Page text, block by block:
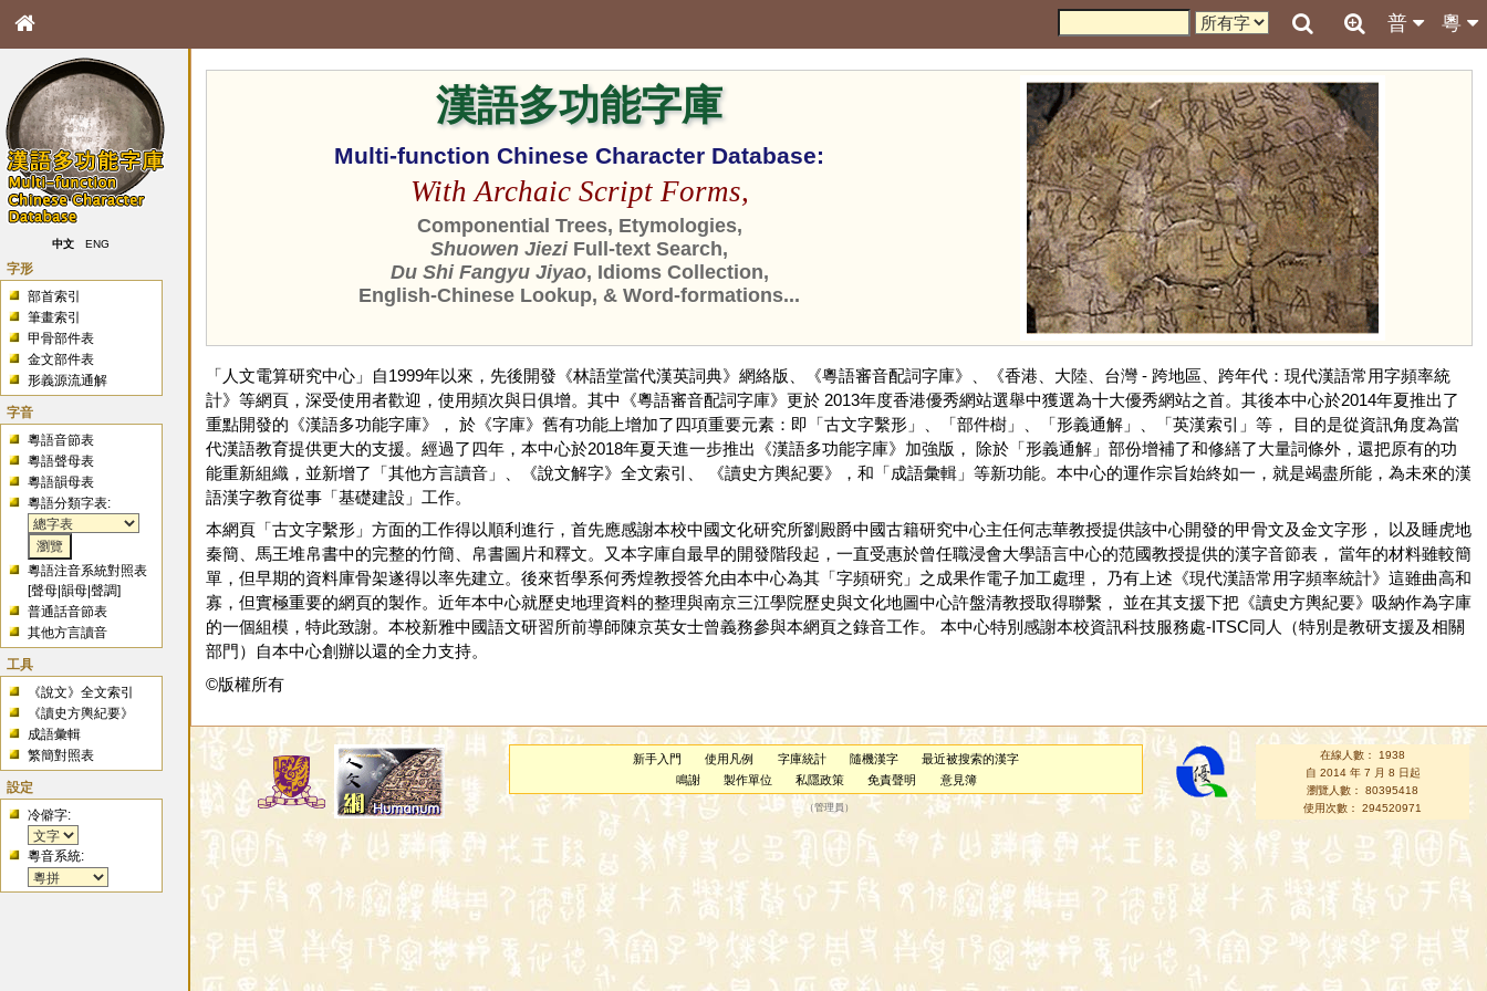
粵
普
中文 ENG
字形
部首索引
筆畫索引
甲骨部件表
金文部件表
形義源流通解
字音
粵語音節表
粵語聲母表
粵語韻母表
粵語分類字表:
粵語注音系統對照表
[聲母 |韻母 |聲調]
普通話音節表
其他方言讀音
工具
《說文》全文索引
《讀史方輿紀要》
成語彙輯
繁簡對照表
設定
冷僻字:
粵音系統:
漢語多功能字庫
Multi-function Chinese Character Database:
With Archaic Script Forms,
Componential Trees, Etymologies,
Shuowen JieziFull-text Search,
Du Shi Fangyu Jiyao, Idioms Collection,
English-Chinese Lookup, & Word-formations...
「人文電算研究中心」自1999年以來，先後開發《林語堂當代漢英詞典》網絡版、《粵語審音配詞字庫》、《香港、大陸、台灣 - 跨地區、跨年代：現代漢語常用字頻率統
計》等網頁，深受使用者歡迎，使用頻次與日俱增。其中《粵語審音配詞字庫》更於 2013年度香港優秀網站選舉中獲選為十大優秀網站之首。其後本中心於2014年夏推出了
重點開發的《漢語多功能字庫》， 於《字庫》舊有功能上增加了四項重要元素：即「古文字繫形」、「部件樹」、「形義通解」、「英漢索引」等， 目的是從資訊角度為當
代漢語教育提供更大的支援。經過了四年，本中心於2018年夏天進一步推出《漢語多功能字庫》加強版， 除於「形義通解」部份增補了和修繕了大量詞條外，還把原有的功
能重新組織，並新增了「其他方言讀音」、《說文解字》全文索引、 《讀史方輿紀要》，和「成語彙輯」等新功能。本中心的運作宗旨始終如一，就是竭盡所能，為未來的漢
語漢字教育從事「基礎建設」工作。
本網頁「古文字繫形」方面的工作得以順利進行，首先應感謝本校中國文化研究所劉殿爵中國古籍研究中心主任何志華教授提供該中心開發的甲骨文及金文字形， 以及睡虎地
秦簡、馬王堆帛書中的完整的竹簡、帛書圖片和釋文。又本字庫自最早的開發階段起，一直受惠於曾任職浸會大學語言中心的范國教授提供的漢字音節表， 當年的材料雖較簡
單，但早期的資料庫骨架遂得以率先建立。後來哲學系何秀煌教授答允由本中心為其「字頻研究」之成果作電子加工處理， 乃有上述《現代漢語常用字頻率統計》這雖曲高和
寡，但實極重要的網頁的製作。近年本中心就歷史地理資料的整理與南京三江學院歷史與文化地圖中心許盤清教授取得聯繫， 並在其支援下把《讀史方輿紀要》吸納作為字庫
的一個組模，特此致謝。本校新雅中國語文研習所前導師陳京英女士曾義務參與本網頁之錄音工作。 本中心特別感謝本校資訊科技服務處-ITSC同人（特別是教研支援及相關
部門）自本中心創辦以還的全力支持。
©版權所有
新手入門 使用凡例 字庫統計 隨機漢字
最近被搜索的漢字
鳴謝
製作單位 私隱政策 免責聲明 意見簿
（管理員 ）
在線人數： 1938
自 2014 年 7 月 8 日起
瀏覽人數： 80395418
使用次數： 294520971